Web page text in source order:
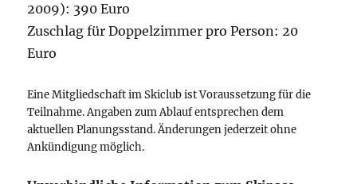
2009): 390 Euro
Zuschlag für Doppelzimmer pro Person: 20
Euro
Eine Mitgliedschaft im Skiclub ist Voraussetzung für die
Teilnahme. Angaben zum Ablauf entsprechen dem
aktuellen Planungsstand. Änderungen jederzeit ohne
Ankündigung möglich.